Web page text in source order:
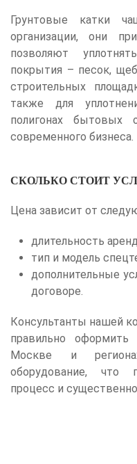
Грунтовые катки
организации, они
позволяют
покрытия – песок,
строительных
также для
полигонах бытовых
современного бизнеса.
СКОЛЬКО СТОИТ
Цена зависит от
длительность
тип и модель
дополнительные
договоре.
Консультанты нашей
правильно
Москве и
оборудование, что
процесс и